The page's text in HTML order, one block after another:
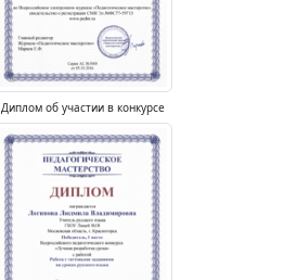
Диплом об участии в конкурсе